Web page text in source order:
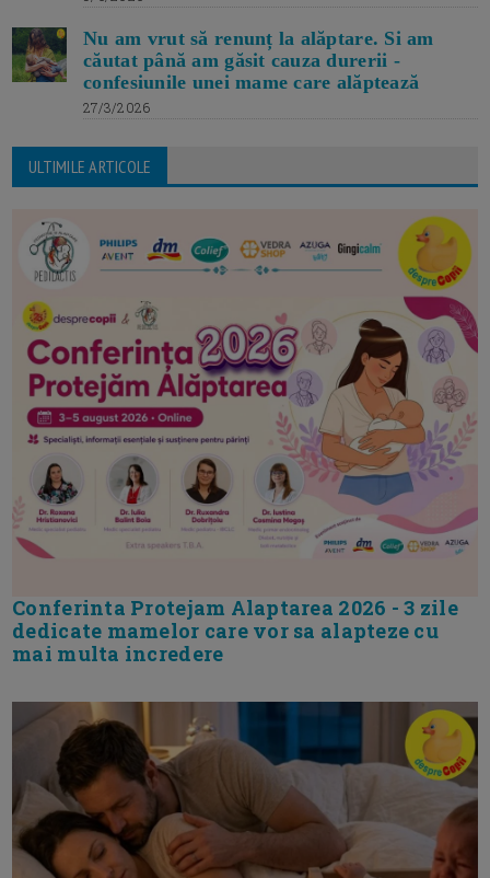
Nu am vrut să renunț la alăptare. Si am
căutat până am găsit cauza durerii -
confesiunile unei mame care alăptează
27/3/2026
ULTIMILE ARTICOLE
Conferinta Protejam Alaptarea 2026 - 3 zile
dedicate mamelor care vor sa alapteze cu
mai multa incredere